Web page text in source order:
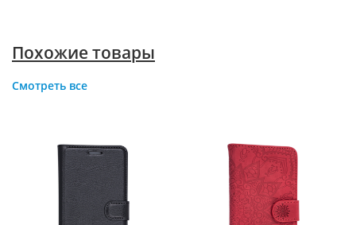
Похожие товары
Смотреть все